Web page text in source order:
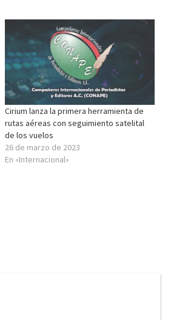
Cirium lanza la primera herramienta de
rutas aéreas con seguimiento satelital
de los vuelos
26 de marzo de 2023
En «Internacional»